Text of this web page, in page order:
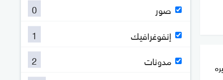
صور
0
إنفوغرافيك
1
مدونات
2